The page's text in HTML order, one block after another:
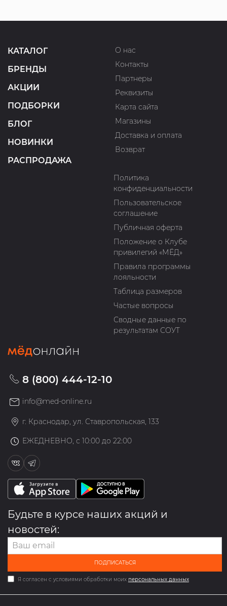
КАТАЛОГ
БРЕНДЫ
АКЦИИ
ПОДБОРКИ
БЛОГ
НОВИНКИ
РАСПРОДАЖА
О нас
Контакты
Партнеры
Реквизиты
Карта сайта
Магазины
Доставка и оплата
Возврат
Политика
конфиденциальности
Пользовательское
соглашение
Публичная оферта
Положение о Клубе
привилегий «МЁД»
Правила программы
лояльности
Таблица размеров
Частые вопросы
Сводные данные по
результатам СОУТ
8 (800) 444-12-10
info@med-online.ru
г. Краснодар, ул. Ставропольская, 133
ЕЖЕДНЕВНО, с 10:00 до 22:00
Будьте в курсе наших акций и
новостей:
ПОДПИСАТЬСЯ
Я согласен с условиями обработки моих персональных данных